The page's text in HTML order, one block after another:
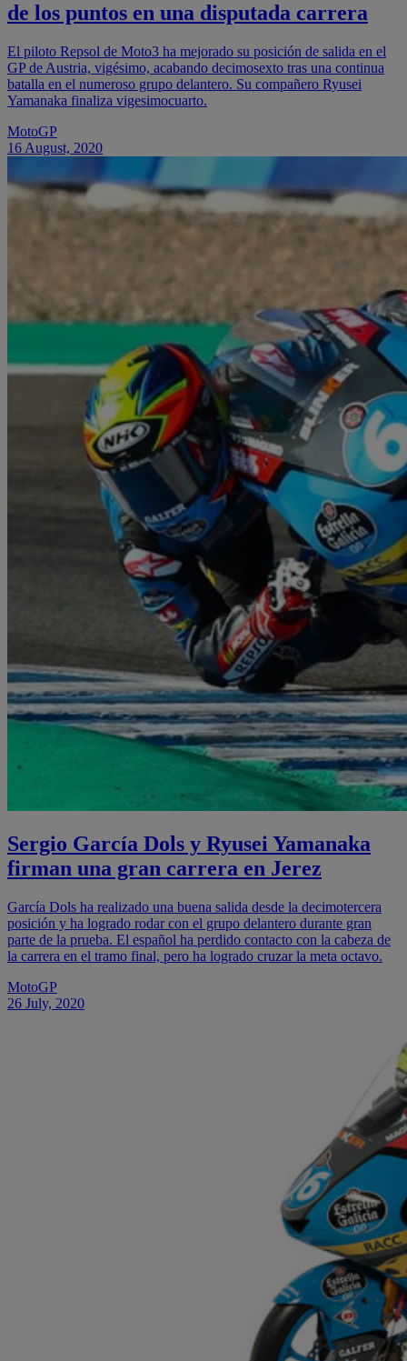
de los puntos en una disputada carrera
El piloto Repsol de Moto3 ha mejorado su posición de salida en el
GP de Austria, vigésimo, acabando decimosexto tras una continua
batalla en el numeroso grupo delantero. Su compañero Ryusei
Yamanaka finaliza vigesimocuarto.
MotoGP
16 August, 2020
Sergio García Dols y Ryusei Yamanaka
firman una gran carrera en Jerez
García Dols ha realizado una buena salida desde la decimotercera
posición y ha logrado rodar con el grupo delantero durante gran
parte de la prueba. El español ha perdido contacto con la cabeza de
la carrera en el tramo final, pero ha logrado cruzar la meta octavo.
MotoGP
26 July, 2020